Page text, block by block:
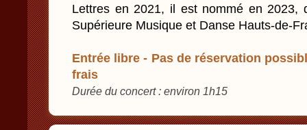
Lettres en 2021, il est nommé en 2023,
Supérieure Musique et Danse Hauts-de-
Entrée libre - Pas de réservation
frais
Durée du concert : environ 1h15